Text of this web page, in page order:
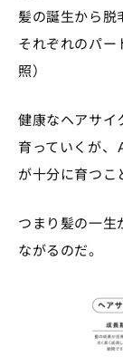
髪の誕生から脱
それぞれのパー
照）
健康なヘアサイ
育っていくが、
が十分に育つこ
つまり髪の一生
ながるのだ。